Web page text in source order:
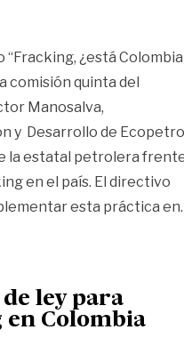
¿está Colombia
comisión quinta del
Manosalva,
y Desarrollo de
la estatal petrolera
en el país. El directivo
esta práctica en
ley para
Colombia